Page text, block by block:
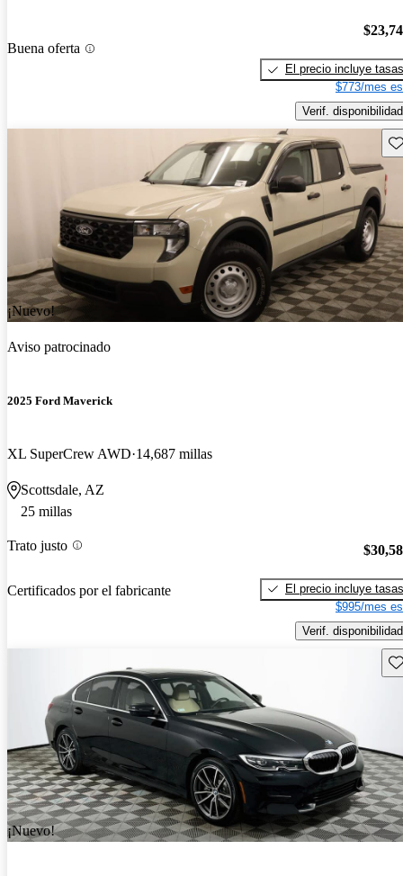
Buena oferta
El precio incluye tasas
$773/mes
Verif. disponibilidad
¡Nuevo!
Aviso patrocinado
2025 Ford Maverick
XL SuperCrew AWD 14,687 millas
Scottsdale, AZ
25 millas
Trato justo
Certificados por el fabricante
El precio incluye tasas
$995/mes
Verif. disponibilidad
¡Nuevo!